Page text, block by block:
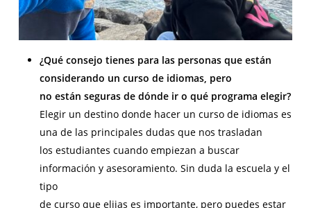
¿Qué consejo tienes para las personas que están
considerando un curso de idiomas, pero
no están seguras de dónde ir o qué programa elegir?
Elegir un destino donde hacer un curso de idiomas es
una de las principales dudas que nos trasladan
los estudiantes cuando empiezan a buscar
información y asesoramiento. Sin duda la escuela y el
tipo
de curso que elijas es importante, pero puedes estar